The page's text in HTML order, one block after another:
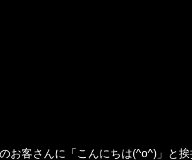
お客さんに「こんにちは(^o^)」と